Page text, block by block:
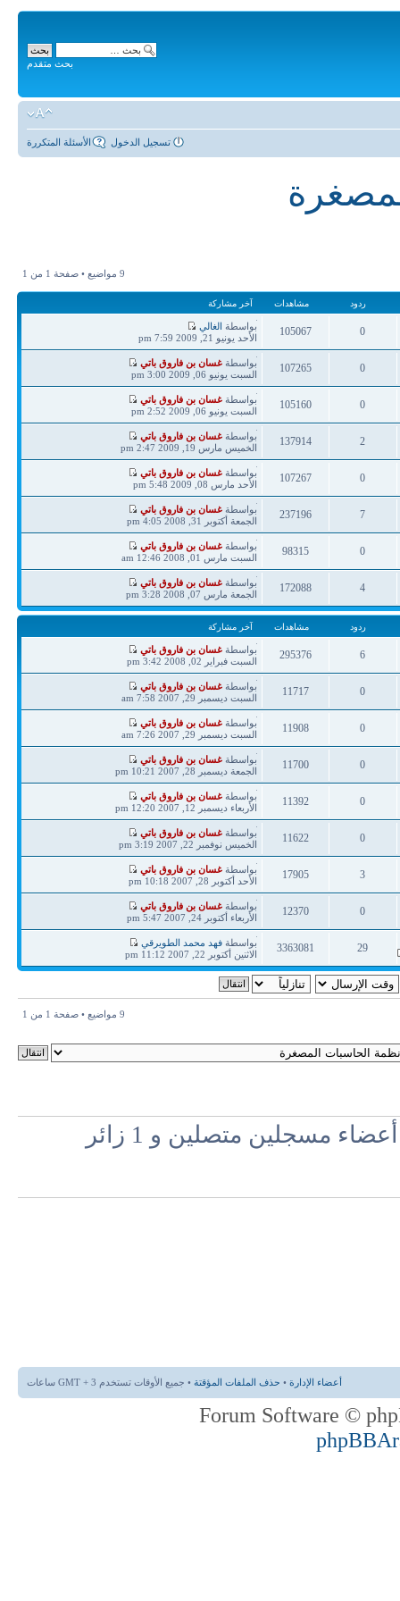
بحث متقدم
الأسئلة المتكررة تسجيل الدخول
9 مواضيع • صفحة 1 من 1
ردود مشاهدات آخر مشاركة
0
ردود
105067
مشاهدات
آخر
مشاركة
بواسطة الغالي
الأحد يونيو 21, 2009 7:59 pm
0
ردود
107265
مشاهدات
آخر
مشاركة
بواسطةغسان بن فاروق باتي
السبت يونيو 06, 2009 3:00 pm
0
ردود
105160
مشاهدات
آخر
مشاركة
بواسطةغسان بن فاروق باتي
السبت يونيو 06, 2009 2:52 pm
2
ردود
137914
مشاهدات
آخر
مشاركة
بواسطةغسان بن فاروق باتي
الخميس مارس 19, 2009 2:47 pm
0
ردود
107267
مشاهدات
آخر
مشاركة
بواسطةغسان بن فاروق باتي
الأحد مارس 08, 2009 5:48 pm
7
ردود
237196
مشاهدات
آخر
مشاركة
بواسطةغسان بن فاروق باتي
الجمعة أكتوبر 31, 2008 4:05 pm
0
ردود
98315
مشاهدات
آخر
مشاركة
بواسطةغسان بن فاروق باتي
السبت مارس 01, 2008 12:46 am
4
ردود
172088
مشاهدات
آخر
مشاركة
بواسطةغسان بن فاروق باتي
الجمعة مارس 07, 2008 3:28 pm
ردود مشاهدات آخر مشاركة
6
ردود
295376
مشاهدات
آخر
مشاركة
بواسطةغسان بن فاروق باتي
السبت فبراير 02, 2008 3:42 pm
0
ردود
11717
مشاهدات
آخر
مشاركة
بواسطةغسان بن فاروق باتي
السبت ديسمبر 29, 2007 7:58 am
0
ردود
11908
مشاهدات
آخر
مشاركة
بواسطةغسان بن فاروق باتي
السبت ديسمبر 29, 2007 7:26 am
0
ردود
11700
مشاهدات
آخر
مشاركة
بواسطةغسان بن فاروق باتي
الجمعة ديسمبر 28, 2007 10:21 pm
0
ردود
11392
مشاهدات
آخر
مشاركة
بواسطةغسان بن فاروق باتي
الأربعاء ديسمبر 12, 2007 12:20 pm
0
ردود
11622
مشاهدات
آخر
مشاركة
بواسطةغسان بن فاروق باتي
الخميس نوفمبر 22, 2007 3:19 pm
3
ردود
17905
مشاهدات
آخر
مشاركة
بواسطةغسان بن فاروق باتي
الأحد أكتوبر 28, 2007 10:18 pm
0
ردود
12370
مشاهدات
آخر
مشاركة
بواسطةغسان بن فاروق باتي
الأربعاء أكتوبر 24, 2007 5:47 pm
29
ردود
3363081
مشاهدات
آخر
مشاركة
بواسطةفهد محمد الطويرقي
الاثنين أكتوبر 22, 2007 11:12 pm
9 مواضيع • صفحة 1 من 1
مسجلين متصلين و 1 زائر
أعضاء الإدارة • حذف الملفات المؤقتة • جميع الأوقات تستخدم GMT + 3 ساعات